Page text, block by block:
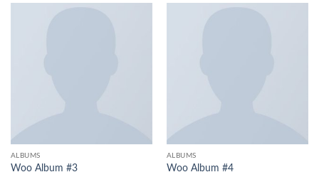
ALBUMS
Woo Album #3
ALBUMS
Woo Album #4